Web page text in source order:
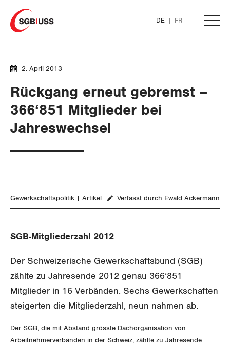
Home
DE FR
THEMEN
ARBEIT
Gewerkschaftsrechte
Arbeitssicherheit und Gesundheitsschutz
Geld und Währung
Aussenwirtschaft
Verteilung
AHV
Berufliche Vorsorge
Arbeitslosenversicherung
Ergänzungsleistungen
Invalidenversicherung
Verkehr
Energie und Umwelt
Kommunikation und Medien
Gleichstellung von LGBTI
BILDUNG & JUGEND
MIGRATION
GEWERKSCHAFTSPOLITIK
2. April 2013
Rückgang erneut gebremst –
366‘851 Mitglieder bei
Jahreswechsel
Gewerkschaftspolitik Artikel Verfasst durch Ewald Ackermann
SGB-Mitgliederzahl 2012
Der Schweizerische Gewerkschaftsbund (SGB)
zählte zu Jahresende 2012 genau 366‘851
Mitglieder in 16 Verbänden. Sechs Gewerkschaften
steigerten die Mitgliederzahl, neun nahmen ab.
Der SGB, die mit Abstand grösste Dachorganisation von
Arbeitnehmerverbänden in der Schweiz, zählte zu Jahresende